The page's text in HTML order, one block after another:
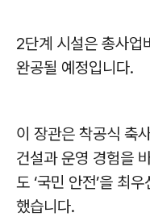
2단계 시설은 총사업비
완공될 예정입니다.
이 장관은 착공식 축
건설과 운영 경험을
도 ‘국민 안전’을 최우
했습니다.